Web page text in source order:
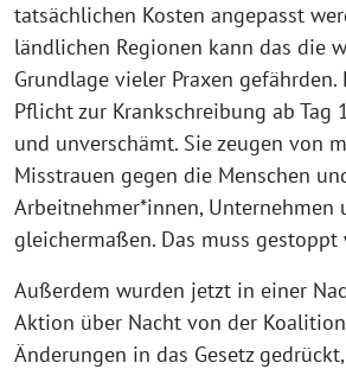
tatsächlichen Kosten angepasst
ländlichen Regionen kann das die
Grundlage vieler Praxen gefährden.
Pflicht zur Krankschreibung ab Tag
und unverschämt. Sie zeugen von
Misstrauen gegen die Menschen
Arbeitnehmer*innen, Unternehmen
gleichermaßen. Das muss gestoppt
Außerdem wurden jetzt in einer
Aktion über Nacht von der
Änderungen in das Gesetz